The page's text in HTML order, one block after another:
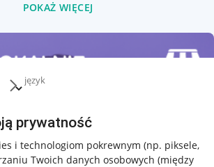
język
prywatność
i technologiom pokrewnym (np. piksele,
Twoich danych osobowych (między
POKAŻ WIĘCEJ